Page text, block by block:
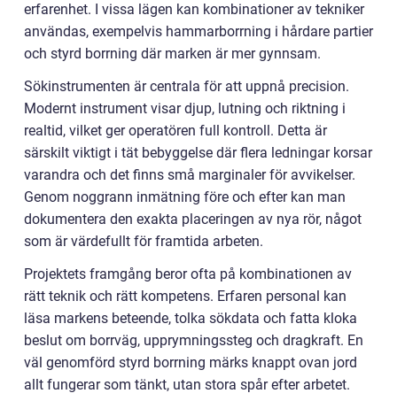
erfarenhet. I vissa lägen kan kombinationer av tekniker
användas, exempelvis hammarborrning i hårdare partier
och styrd borrning där marken är mer gynnsam.
Sökinstrumenten är centrala för att uppnå precision.
Modernt instrument visar djup, lutning och riktning i
realtid, vilket ger operatören full kontroll. Detta är
särskilt viktigt i tät bebyggelse där flera ledningar korsar
varandra och det finns små marginaler för avvikelser.
Genom noggrann inmätning före och efter kan man
dokumentera den exakta placeringen av nya rör, något
som är värdefullt för framtida arbeten.
Projektets framgång beror ofta på kombinationen av
rätt teknik och rätt kompetens. Erfaren personal kan
läsa markens beteende, tolka sökdata och fatta kloka
beslut om borrväg, upprymningssteg och dragkraft. En
väl genomförd styrd borrning märks knappt ovan jord
allt fungerar som tänkt, utan stora spår efter arbetet.